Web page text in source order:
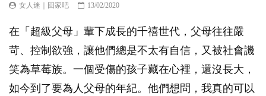
女人迷｜回家吧 13/02/2020
在「超級父母」輩下成長的千禧世代，父母往往嚴
苛、控制欲強，讓他們總是不太有自信，又被社會譏
笑為草莓族。一個受傷的孩子藏在心裡，還沒長大，
如今到了要為人父母的年紀。他們想問，我真的可以